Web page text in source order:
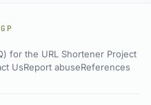
for the URL Shortener Project
UsReport abuseReferences